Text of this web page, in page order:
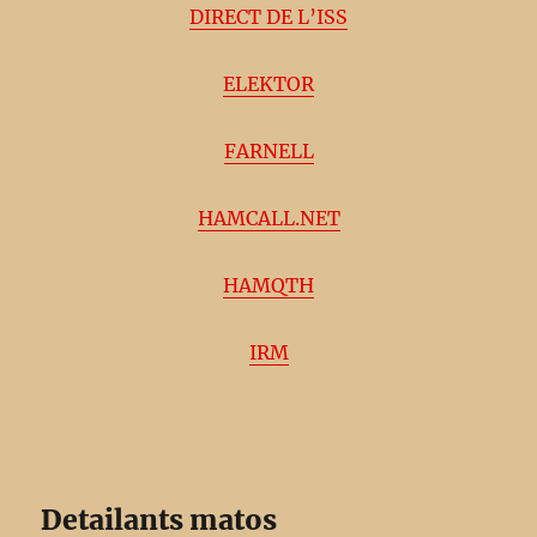
DIRECT DE L’ISS
ELEKTOR
FARNELL
HAMCALL.NET
HAMQTH
IRM
Detailants matos